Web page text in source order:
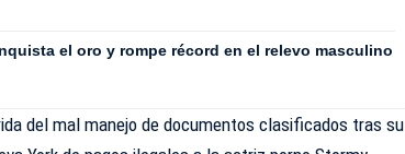
el oro y rompe récord en el relevo masculino
del mal manejo de documentos clasificados tras su